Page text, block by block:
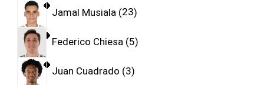
Jamal Musiala 23
Federico Chiesa 5
Juan Cuadrado 3